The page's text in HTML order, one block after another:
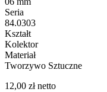
Seria
84.0303
Kształt
Kolektor
Materiał
Tworzywo Sztuczne
12,00 zł netto